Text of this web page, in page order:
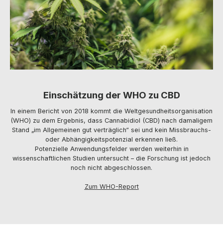
Einschätzung der WHO zu CBD
In einem Bericht von 2018 kommt die Weltgesundheitsorganisation
(WHO) zu dem Ergebnis, dass Cannabidiol (CBD) nach damaligem
Stand „im Allgemeinen gut verträglich“ sei und kein Missbrauchs-
oder Abhängigkeitspotenzial erkennen ließ.
Potenzielle Anwendungsfelder werden weiterhin in
wissenschaftlichen Studien untersucht – die Forschung ist jedoch
noch nicht abgeschlossen.
Zum WHO-Report